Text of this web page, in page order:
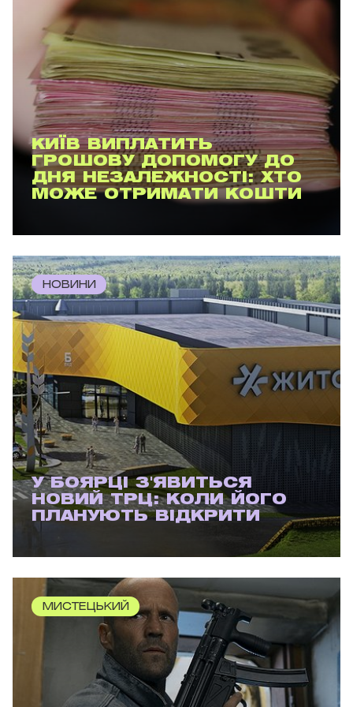
КИЇВ ВИПЛАТИТЬ
ГРОШОВУ ДОПОМОГУ ДО
ДНЯ НЕЗАЛЕЖНОСТІ: ХТО
МОЖЕ ОТРИМАТИ КОШТИ
НОВИНИ
У БОЯРЦІ З'ЯВИТЬСЯ
НОВИЙ ТРЦ: КОЛИ ЙОГО
ПЛАНУЮТЬ ВІДКРИТИ
МИСТЕЦЬКИЙ